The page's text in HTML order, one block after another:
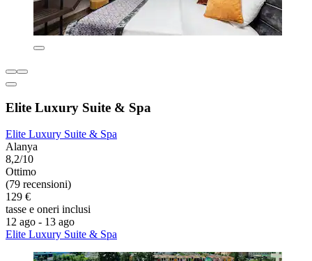
Elite Luxury Suite & Spa
Elite Luxury Suite & Spa
Alanya
8,2/10
Ottimo
(79 recensioni)
129 €
tasse e oneri inclusi
12 ago - 13 ago
Elite Luxury Suite & Spa